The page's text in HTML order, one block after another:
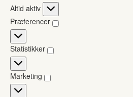
Funktionsdygtig
Altid aktiv
Præferencer
Præferencer
Statistikker
Statistikker
Marketing
Marketing